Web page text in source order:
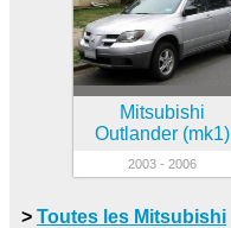
Mitsubishi
Outlander (mk1)
2003 - 2006
> Toutes les Mitsubishi